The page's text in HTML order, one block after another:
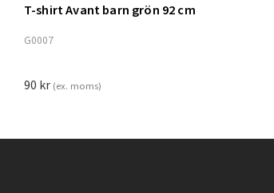
T-shirt Avant barn grön 92 cm
G0007
90 kr (ex. moms)